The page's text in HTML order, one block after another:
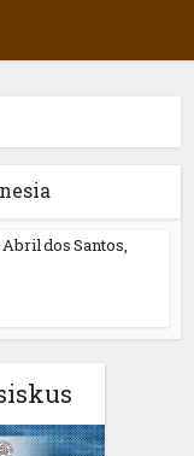
dos Santos,